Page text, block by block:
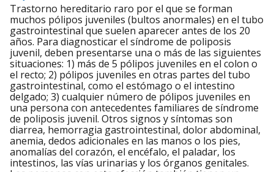
pronunciation
Trastorno hereditario raro por el que se forman
muchos pólipos juveniles (bultos anormales) en el tubo
gastrointestinal que suelen aparecer antes de los 20
años. Para diagnosticar el síndrome de poliposis
juvenil, deben presentarse una o más de las siguientes
situaciones: 1) más de 5 pólipos juveniles en el colon o
el recto; 2) pólipos juveniles en otras partes del tubo
gastrointestinal, como el estómago o el intestino
delgado; 3) cualquier número de pólipos juveniles en
una persona con antecedentes familiares de síndrome
de poliposis juvenil. Otros signos y síntomas son
diarrea, hemorragia gastrointestinal, dolor abdominal,
anemia, dedos adicionales en las manos o los pies,
anomalías del corazón, el encéfalo, el paladar, los
intestinos, las vías urinarias y los órganos genitales.